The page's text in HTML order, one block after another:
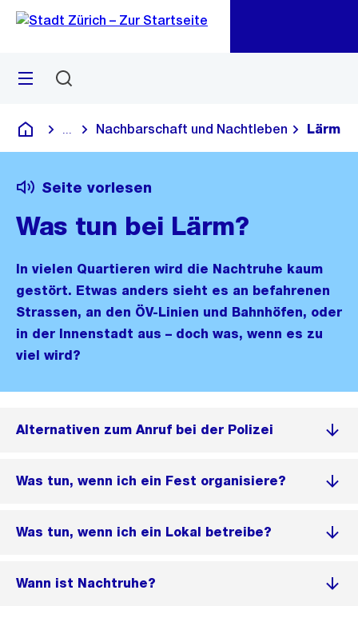
Navigation
Sprunglink
Menü
Deutsch
Blende alle Breadcrumbs ein
Nachbarschaft und Nachtleben Lärm
Seite vorlesen
Was tun bei Lärm?
In vielen Quartieren wird die Nachtruhe kaum
gestört. Etwas anders sieht es an befahrenen
Strassen, an den ÖV-Linien und Bahnhöfen, oder
in der Innenstadt aus – doch was, wenn es zu
viel wird?
Alternativen zum Anruf bei der Polizei
Was tun, wenn ich ein Fest organisiere?
Was tun, wenn ich ein Lokal betreibe?
Wann ist Nachtruhe?